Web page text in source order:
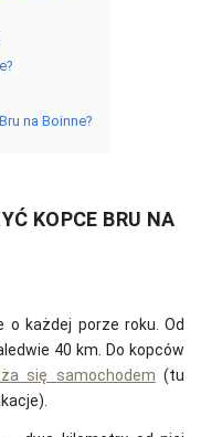
na Boinne?
KOPCE BRU NA
o każdej porze roku. Od
40 km. Do kopców
się samochodem (tu